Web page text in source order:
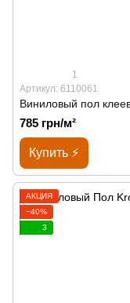
1
Артикул: 6110061
Виниловый пол
785 грн/м²
Купить ⚡
АКЦИЯ
−40%
3